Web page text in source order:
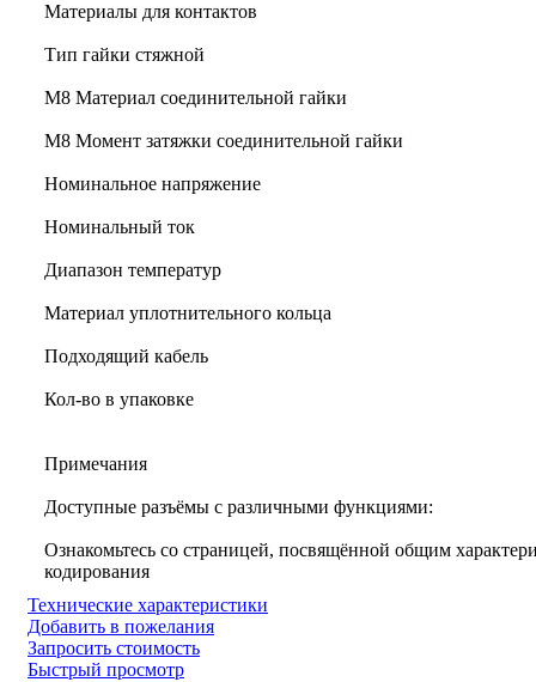
Материалы для контактов
Тип гайки стяжной
М8 Материал соединительной гайки
M8 Момент затяжки соединительной гайки
Номинальное напряжение
Номинальный ток
Диапазон температур
Материал уплотнительного кольца
Подходящий кабель
Кол-во в упаковке
Примечания
Доступные разъёмы с различными функциями:
Ознакомьтесь со страницей, посвящённой общим
кодирования
Технические характеристики
Добавить в пожелания
Запросить стоимость
Быстрый просмотр